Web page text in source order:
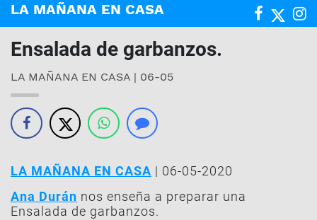
LA MAÑANA EN CASA
Ensalada de garbanzos.
LA MAÑANA EN CASA | 06-05
LA MAÑANA EN CASA | 06-05-2020
Ana Durán nos enseña a preparar una
Ensalada de garbanzos.